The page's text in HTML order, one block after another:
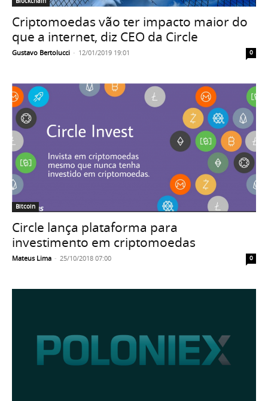
Criptomoedas vão ter impacto maior do
que a internet, diz CEO da Circle
Gustavo Bertolucci - 12/01/2019 19:01 0
Bitcoin
Circle lança plataforma para
investimento em criptomoedas
Mateus Lima - 25/10/2018 07:00 0